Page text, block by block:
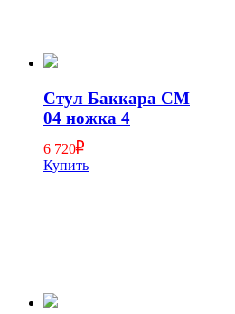
Стул Баккара СМ
04 ножка 4
6 720
Купить